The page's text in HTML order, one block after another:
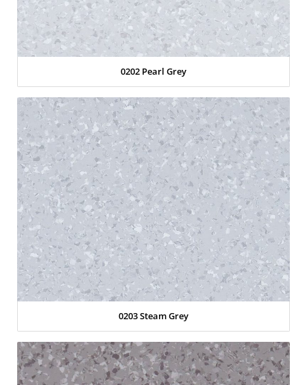
0202 Pearl Grey
0203 Steam Grey